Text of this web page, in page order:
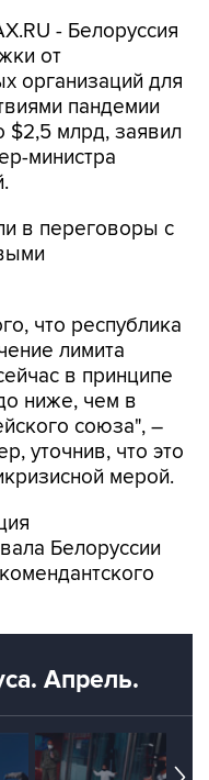
- Белоруссия
от
организаций для
пандемии
$2,5 млрд, заявил
министра
в переговоры с
что республика
лимита
в принципе
ниже, чем в
союза", –
уточнив, что это
мерой.
Белоруссии
Апрель.